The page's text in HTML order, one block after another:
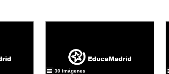
30 imágenes